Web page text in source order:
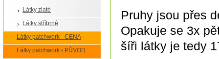
Látky zlaté
Látky stříbrné
Látky patchwork - CENA
Látky patchwork - PŮVOD
Pruhy jsou přes
Opakuje se 3x
šíři látky je tedy